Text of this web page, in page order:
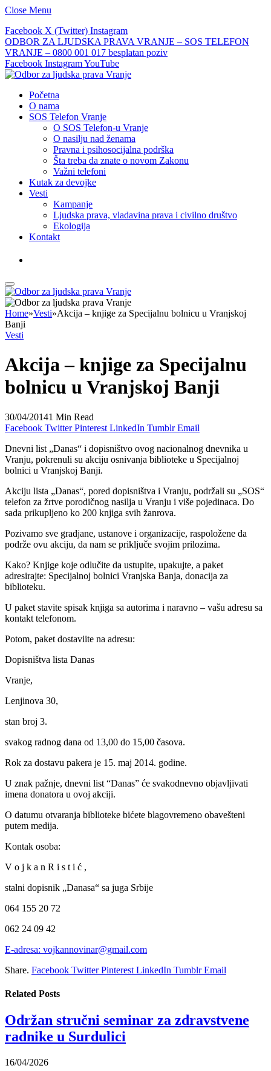
Close Menu
Facebook X (Twitter) Instagram
ODBOR ZA LJUDSKA PRAVA VRANJE – SOS TELEFON
VRANJE – 0800 001 017 besplatan poziv
Facebook InstagramYouTube
Početna
O nama
SOS Telefon Vranje
O SOS Telefon-u Vranje
O nasilju nad ženama
Pravna i psihosocijalna podrška
Šta treba da znate o novom Zakonu
Važni telefoni
Kutak za devojke
Vesti
Kampanje
Ljudska prava, vladavina prava i civilno društvo
Ekologija
Kontakt
Home»Vesti»Akcija – knjige za Specijalnu bolnicu u Vranjskoj
Banji
Vesti
Akcija – knjige za Specijalnu
bolnicu u Vranjskoj Banji
30/04/20141 Min Read
Facebook Twitter Pinterest LinkedIn Tumblr Email
Dnevni list „Danas“ i dopisništvo ovog nacionalnog dnevnika u
Vranju, pokrenuli su akciju osnivanja biblioteke u Specijalnoj
bolnici u Vranjskoj Banji.
Akciju lista „Danas“, pored dopisništva i Vranju, podržali su „SOS“
telefon za žrtve porodičnog nasilja u Vranju i više pojedinaca. Do
sada prikupljeno ko 200 knjiga svih žanrova.
Pozivamo sve gradjane, ustanove i organizacije, raspoložene da
podrže ovu akciju, da nam se priključe svojim prilozima.
Kako? Knjige koje odlučite da ustupite, upakujte, a paket
adresirajte: Specijalnoj bolnici Vranjska Banja, donacija za
biblioteku.
U paket stavite spisak knjiga sa autorima i naravno – vašu adresu sa
kontakt telefonom.
Potom, paket dostaviite na adresu:
Dopisništva lista Danas
Vranje,
Lenjinova 30,
stan broj 3.
svakog radnog dana od 13,00 do 15,00 časova.
Rok za dostavu pakera je 15. maj 2014. godine.
U znak pažnje, dnevni list “Danas” će svakodnevno objavljivati
imena donatora u ovoj akciji.
O datumu otvaranja biblioteke bićete blagovremeno obavešteni
putem medija.
Kontak osoba:
V o j k a n R i s t i ć ,
stalni dopisnik „Danasa“ sa juga Srbije
064 155 20 72
062 24 09 42
E-adresa: vojkannovinar@gmail.com
Share. Facebook Twitter Pinterest LinkedIn Tumblr Email
Related Posts
Održan stručni seminar za zdravstvene
radnike u Surdulici
16/04/2026